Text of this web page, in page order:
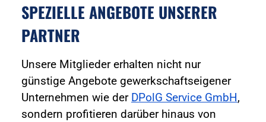
SPEZIELLE ANGEBOTE UNSERER
PARTNER
Unsere Mitglieder erhalten nicht nur
günstige Angebote gewerkschaftseigener
Unternehmen wie der DPolG Service GmbH,
sondern profitieren darüber hinaus von